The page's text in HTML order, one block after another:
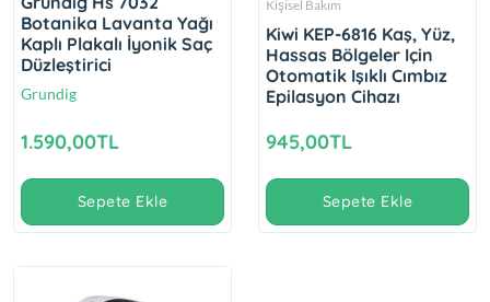
Botanika Lavanta Yağı
Kaplı Plakalı İyonik Saç
Düzleştirici
Grundig
1.590,00TL
Sepete Ekle
Kişisel Bakım
Kiwi KEP-6816 Kaş, Yüz,
Hassas Bölgeler Için
Otomatik Işıklı Cımbız
Epilasyon Cihazı
945,00TL
Sepete Ekle